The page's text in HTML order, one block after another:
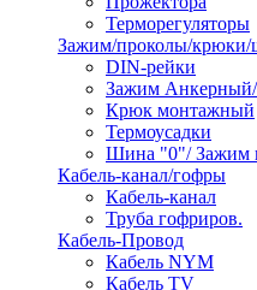
Терморегуляторы
Зажим/проколы/
DIN-рейки
Зажим Анкерный/
Крюк монтажный
Термоусадки
Шина "0"/ Зажим
Кабель-канал/гофры
Кабель-канал
Труба гофриров.
Кабель-Провод
Кабель NYM
Кабель TV